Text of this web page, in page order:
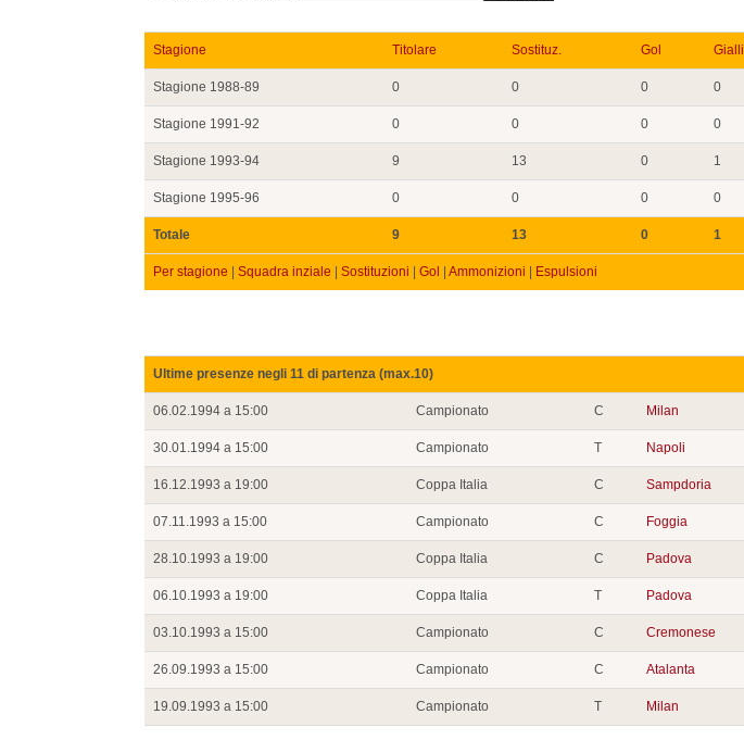
Stagione Titolare Sostituz. Gol Gialli
Stagione 1988-89 0 0 0 0
Stagione 1991-92 0 0 0 0
Stagione 1993-94 9 13 0 1
Stagione 1995-96 0 0 0 0
Totale 9 13 0 1
Per stagione | Squadra inziale | Sostituzioni | Gol | Ammonizioni | Espulsioni
Ultime presenze negli 11 di partenza (max.10)
06.02.1994 a 15:00 Campionato C Milan
30.01.1994 a 15:00 Campionato T Napoli
16.12.1993 a 19:00 Coppa Italia C Sampdoria
07.11.1993 a 15:00 Campionato C Foggia
28.10.1993 a 19:00 Coppa Italia C Padova
06.10.1993 a 19:00 Coppa Italia T Padova
03.10.1993 a 15:00 Campionato C Cremonese
26.09.1993 a 15:00 Campionato C Atalanta
19.09.1993 a 15:00 Campionato T Milan